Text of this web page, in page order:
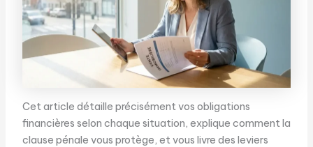
Cet article détaille précisément vos obligations
financières selon chaque situation, explique comment la
clause pénale vous protège, et vous livre des leviers